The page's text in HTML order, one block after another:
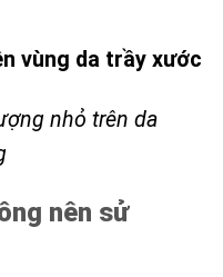
vùng da trầy xước
nhỏ trên da
nên sử